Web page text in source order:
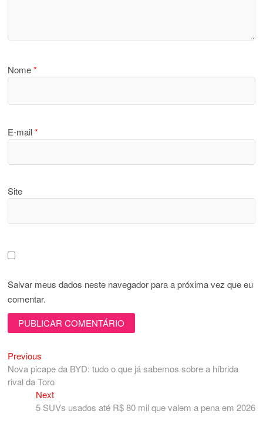
Nome*
E-mail*
Site
Salvar meus dados neste navegador para a próxima vez que eu
comentar.
Navegação
de
Post
Previous
post:
Nova picape da BYD: tudo o que já sabemos sobre a híbrida
rival da Toro
NextNext
post:
5 SUVs usados até R$ 80 mil que valem a pena em 2026